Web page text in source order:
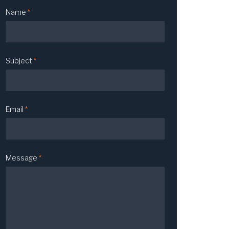
Name *
Subject *
Email *
Message *